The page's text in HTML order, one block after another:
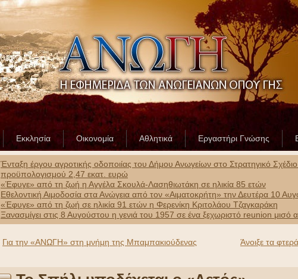
Εκκλησία Οικονομία Αθλητικά Εργαστήρι Γνώσης
Ένταξη έργου αγροτικής οδοποιίας του Δήμου Ανωγείων στο Στρατηγικό
προϋπολογισμού 2,47 εκατ. ευρώ
«Έφυγε» από τη ζωή η Αγγέλα Σκουλά-Λασηθιωτάκη σε ηλικία 85 ετών
Εθελοντική Αιμοδοσία στα Ανώγεια από τον «Αιματοκρήτη» την Δευτέρα 10
«Έφυγε» από τη ζωή σε ηλικία 91 ετών η Φερενίκη Κριτολάου Τζαγκαράκη
Ξανασμίγει στις 8 Αυγούστου η γενιά του 1957 σε ένα ξεχωριστό reunion μισό
Για την «ΑΝΩΓΗ» στη μνήμη της Μπαμπακιούδενας Άνοιξε τα